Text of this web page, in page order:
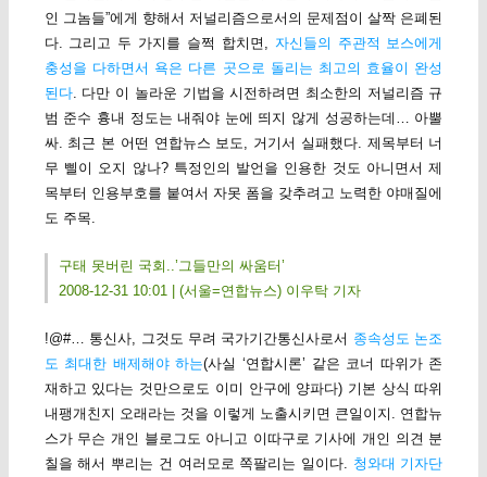
인 그놈들”에게 향해서 저널리즘으로서의 문제점이 살짝 은폐된
다. 그리고 두 가지를 슬쩍 합치면, 자신들의 주관적 보스에게
충성을 다하면서 욕은 다른 곳으로 돌리는 최고의 효율이 완성
된다. 다만 이 놀라운 기법을 시전하려면 최소한의 저널리즘 규
범 준수 흉내 정도는 내줘야 눈에 띄지 않게 성공하는데… 아뿔
싸. 최근 본 어떤 연합뉴스 보도, 거기서 실패했다. 제목부터 너
무 삘이 오지 않나? 특정인의 발언을 인용한 것도 아니면서 제
목부터 인용부호를 붙여서 자못 폼을 갖추려고 노력한 야매질에
도 주목.
구태 못버린 국회..’그들만의 싸움터’
2008-12-31 10:01 | (서울=연합뉴스) 이우탁 기자
!@#… 통신사, 그것도 무려 국가기간통신사로서 종속성도 논조
도 최대한 배제해야 하는(사실 ‘연합시론’ 같은 코너 따위가 존
재하고 있다는 것만으로도 이미 안구에 양파다) 기본 상식 따위
내팽개친지 오래라는 것을 이렇게 노출시키면 큰일이지. 연합뉴
스가 무슨 개인 블로그도 아니고 이따구로 기사에 개인 의견 분
칠을 해서 뿌리는 건 여러모로 쪽팔리는 일이다. 청와대 기자단